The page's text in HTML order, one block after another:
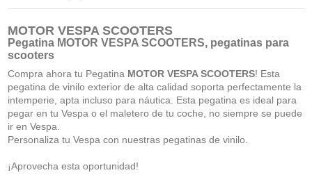
MOTOR VESPA SCOOTERS
Pegatina MOTOR VESPA SCOOTERS, pegatinas para
scooters
Compra ahora tu Pegatina MOTOR VESPA SCOOTERS! Esta
pegatina de vinilo exterior de alta calidad soporta perfectamente la
intemperie, apta incluso para náutica. Esta pegatina es ideal para
pegar en tu Vespa o el maletero de tu coche, no siempre se puede
ir en Vespa.
Personaliza tu Vespa con nuestras pegatinas de vinilo.
¡Aprovecha esta oportunidad!